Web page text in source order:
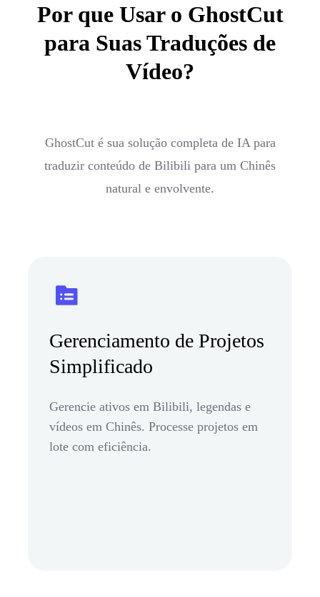
Por que Usar o GhostCut
para Suas Traduções de
Vídeo?
GhostCut é sua solução completa de IA para
traduzir conteúdo de Bilibili para um Chinês
natural e envolvente.
Gerenciamento de Projetos
Simplificado
Gerencie ativos em Bilibili, legendas e
vídeos em Chinês. Processe projetos em
lote com eficiência.